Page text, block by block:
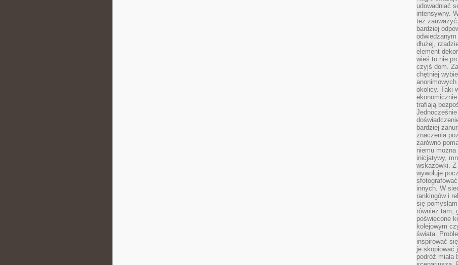
udowadniać
intensywny.
też
bardziej
dłużej,
element
wieś to nie
czyjś dom.
chętniej
okolicy. Taki
trafiają
bardziej
znaczenia
zarówno
niemu
inicjatywy,
wskazówki.
wywołuje
innych. W
rankingów i
się
również tam,
poświęcone
kolejowym
świata.
inspirować
je skopiować
podróż